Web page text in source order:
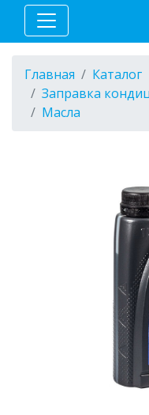
Главная
Каталог
Заправка
Масла